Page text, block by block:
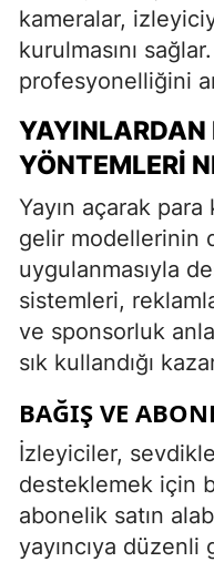
kameralar,
kurulmasını
profesyonelliğini
YÖNTEMLERI
Yayın açarak
gelir modellerinin
uygulanmasıyla
sistemleri,
ve sponsorluk
sık kullandığı
BAĞIŞ VE
İzleyiciler,
desteklemek için
abonelik satın
yayıncıya